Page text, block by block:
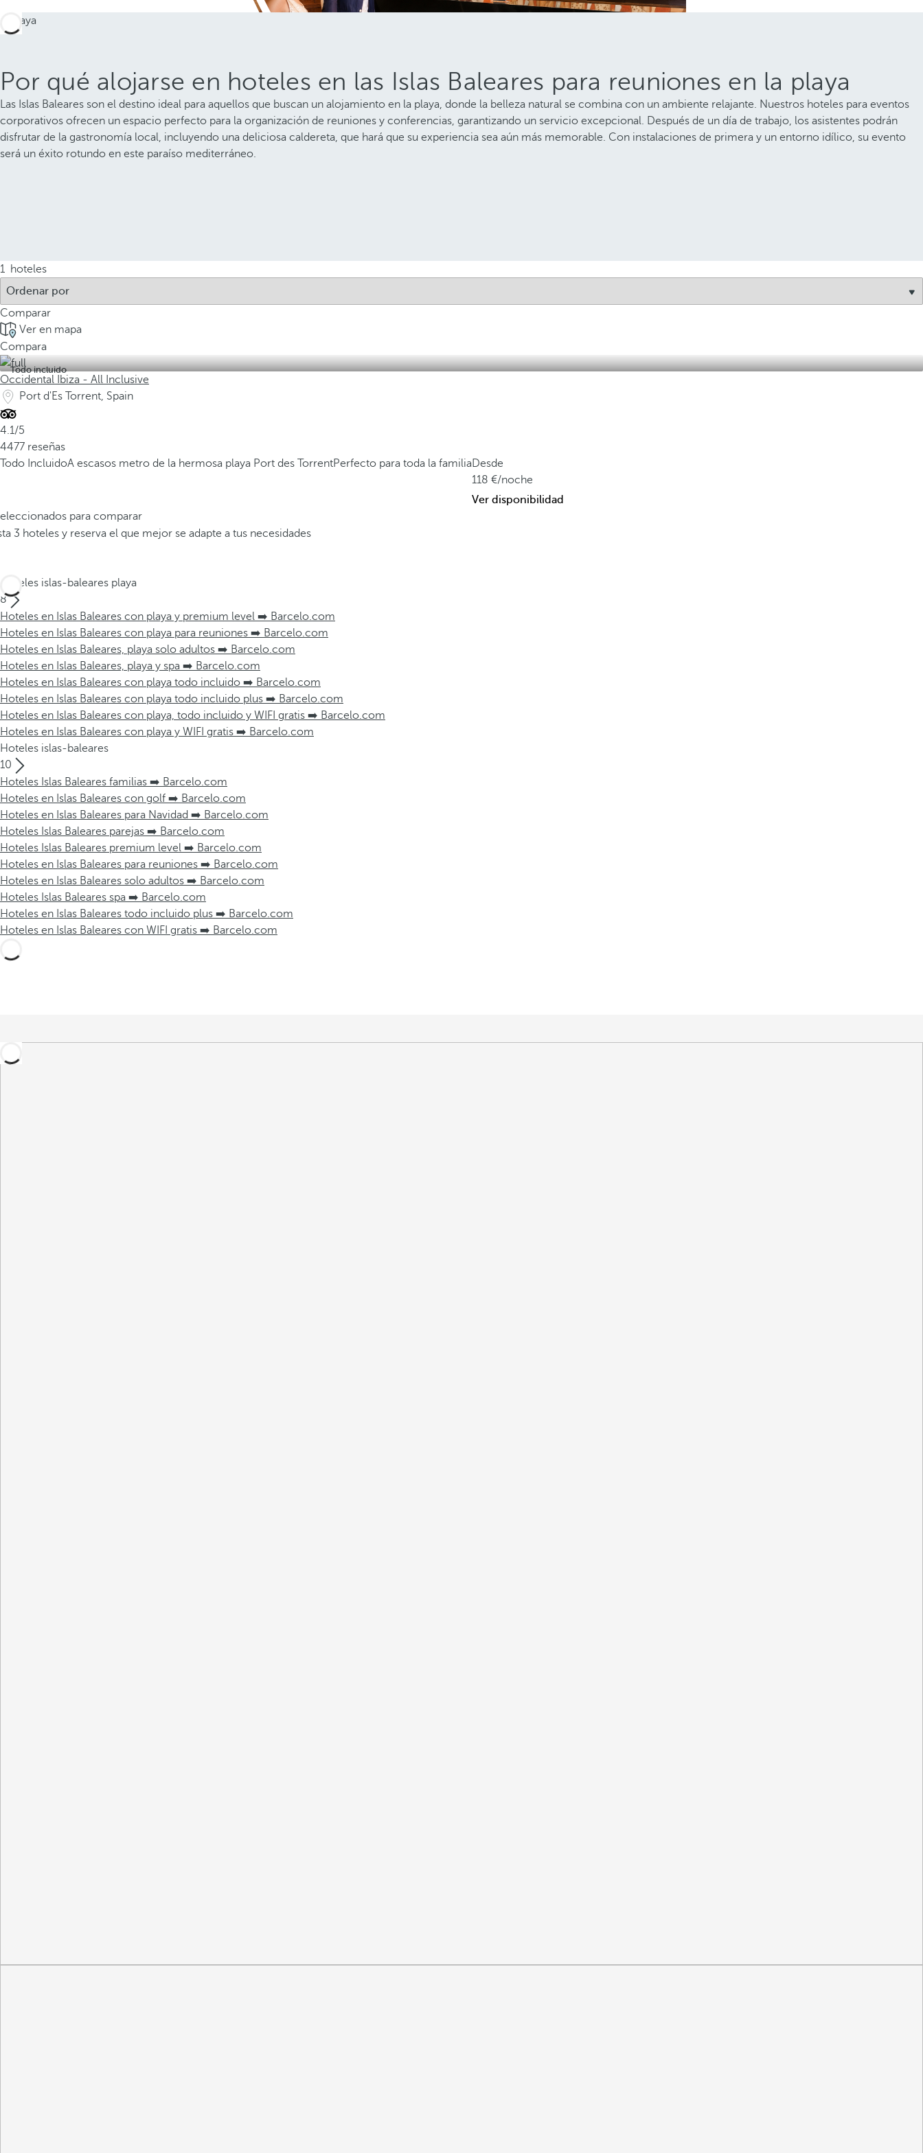
Por qué alojarse en hoteles en las Islas Baleares para reuniones en la playa
Las Islas Baleares son el destino ideal para aquellos que buscan un alojamiento en la playa, donde la belleza natural se combina con un ambiente relajante. Nuestros hoteles para eventos
corporativos ofrecen un espacio perfecto para la organización de reuniones y conferencias, garantizando un servicio excepcional. Después de un día de trabajo, los asistentes podrán
disfrutar de la gastronomía local, incluyendo una deliciosa caldereta, que hará que su experiencia sea aún más memorable. Con instalaciones de primera y un entorno idílico, su evento
será un éxito rotundo en este paraíso mediterráneo.
1 hoteles
Comparar
Ver en mapa
Compara
Todo incluido
Occidental Ibiza - All Inclusive
Port d'Es Torrent, Spain
4.1/5
4477 reseñas
Todo IncluidoA escasos metro de la hermosa playa Port des TorrentPerfecto para toda la familiaDesde
118
/noche
Ver disponibilidad
para comparar
3 hoteles y reserva el que mejor se adapte a tus necesidades
Hoteles islas-baleares playa
8
Hoteles en Islas Baleares con playa y premium level ➡️ Barcelo.com
Hoteles en Islas Baleares con playa para reuniones ➡️ Barcelo.com
Hoteles en Islas Baleares, playa solo adultos ➡️ Barcelo.com
Hoteles en Islas Baleares, playa y spa ➡️ Barcelo.com
Hoteles en Islas Baleares con playa todo incluido ➡️ Barcelo.com
Hoteles en Islas Baleares con playa todo incluido plus ➡️ Barcelo.com
Hoteles en Islas Baleares con playa, todo incluido y WIFI gratis ➡️ Barcelo.com
Hoteles en Islas Baleares con playa y WIFI gratis ➡️ Barcelo.com
Hoteles islas-baleares
10
Hoteles Islas Baleares familias ➡️ Barcelo.com
Hoteles en Islas Baleares con golf ➡️ Barcelo.com
Hoteles en Islas Baleares para Navidad ➡️ Barcelo.com
Hoteles Islas Baleares parejas ➡️ Barcelo.com
Hoteles Islas Baleares premium level ➡️ Barcelo.com
Hoteles en Islas Baleares para reuniones ➡️ Barcelo.com
Hoteles en Islas Baleares solo adultos ➡️ Barcelo.com
Hoteles Islas Baleares spa ➡️ Barcelo.com
Hoteles en Islas Baleares todo incluido plus ➡️ Barcelo.com
Hoteles en Islas Baleares con WIFI gratis ➡️ Barcelo.com